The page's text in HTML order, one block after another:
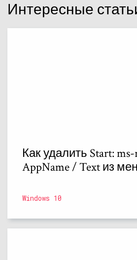
Интересные
Как удалить Start: ms-
AppName / Text из
Windows 10